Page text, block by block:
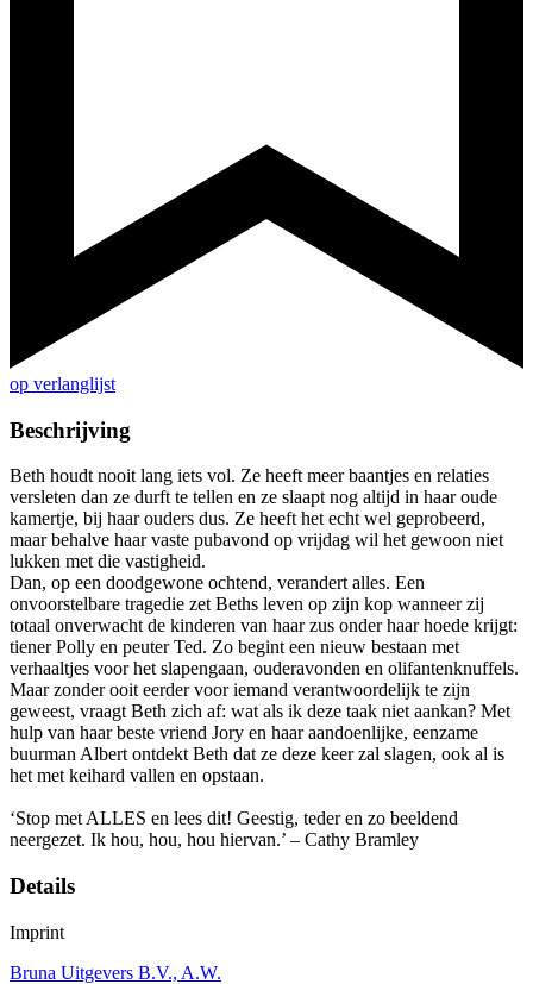
op verlanglijst
Beschrijving
Beth houdt nooit lang iets vol. Ze heeft meer baantjes en relaties
versleten dan ze durft te tellen en ze slaapt nog altijd in haar oude
kamertje, bij haar ouders dus. Ze heeft het echt wel geprobeerd,
maar behalve haar vaste pubavond op vrijdag wil het gewoon niet
lukken met die vastigheid.
Dan, op een doodgewone ochtend, verandert alles. Een
onvoorstelbare tragedie zet Beths leven op zijn kop wanneer zij
totaal onverwacht de kinderen van haar zus onder haar hoede krijgt:
tiener Polly en peuter Ted. Zo begint een nieuw bestaan met
verhaaltjes voor het slapengaan, ouderavonden en olifantenknuffels.
Maar zonder ooit eerder voor iemand verantwoordelijk te zijn
geweest, vraagt Beth zich af: wat als ik deze taak niet aankan? Met
hulp van haar beste vriend Jory en haar aandoenlijke, eenzame
buurman Albert ontdekt Beth dat ze deze keer zal slagen, ook al is
het met keihard vallen en opstaan.
‘Stop met ALLES en lees dit! Geestig, teder en zo beeldend
neergezet. Ik hou, hou, hou hiervan.’ – Cathy Bramley
Details
Imprint
Bruna Uitgevers B.V., A.W.